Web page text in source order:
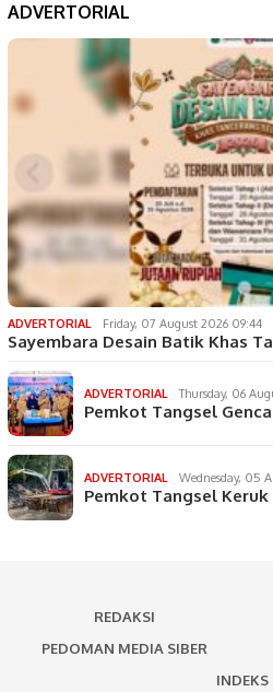
ADVERTORIAL
ADVERTORIAL Friday, 07 August 2026 09:44
Sayembara Desain Batik Khas
ADVERTORIAL Thursday, 06
Pemkot Tangsel
ADVERTORIAL Wednesday, 05
Pemkot Tangsel
REDAKSI
PEDOMAN MEDIA SIBER
INDEKS